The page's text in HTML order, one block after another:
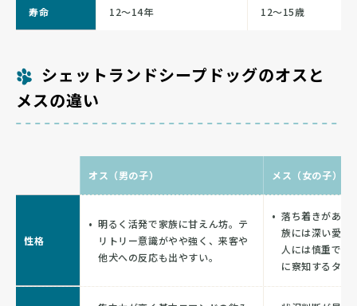
寿命 12〜14年 12〜15歳
シェットランドシープドッグのオスと
メスの違い
オス（男の子） メス（女の子）
性格
明るく活発で家族に甘えん坊。テ
リトリー意識がやや強く、来客や
他犬への反応も出やすい。
落ち着きがあり
族には深い愛情
人には慎重で、
に察知するタイ